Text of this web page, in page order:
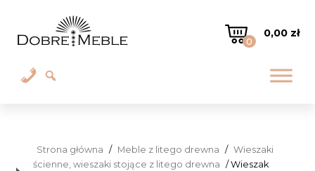
0
0,00 zł
Strona główna / Meble z litego drewna / Wieszaki
ścienne, wieszaki stojące z litego drewna / Wieszak